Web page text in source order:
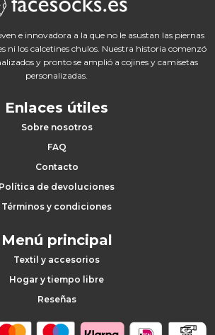
e innovadora a la que no le asustan las piernas
ni los calcetines chulos. Nuestra historia comenzó
y pronto se amplió a cojines y camisetas
personalizadas.
Enlaces útiles
Sobre nosotros
FAQ
Contacto
Política de devoluciones
Términos y condiciones
Menú principal
Textil y accesorios
Hogar y tiempo libre
Reseñas